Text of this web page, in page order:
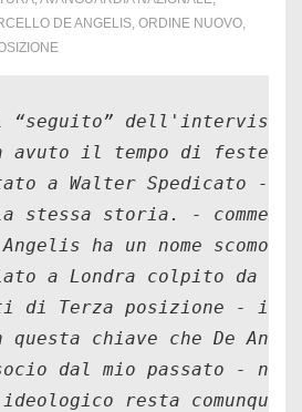
DE ANGELIS, ORDINE NUOVO,
“seguito”
avuto il tempo di
a Walter Spedicato
stessa storia. -
Angelis ha un nome
a Londra colpito da
Terza posizione -
chiave che De
dal mio passato -
resta